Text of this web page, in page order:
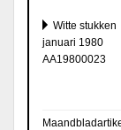
Witte stukken
januari 1980
AA19800023